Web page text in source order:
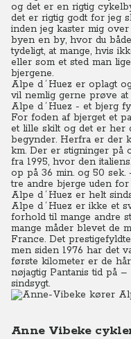
og det er en rigtig
det er rigtig godt for jeg
inden jeg kaster mig
byen en by, hvor du
tydeligt, at mange, hvis
eller som et sted man
bjergene.
Alpe d´Huez er oplagt
vil nemlig gerne prøve
Alpe d´Huez - et bjerg
For foden af bjerget et
et lille skilt og det er her
begynder. Herfra er der
km. Der er stigninger på
fra 1995, hvor den
op på 36 min. og 50
tre andre bjerge uden for
Alpe d´Huez er helt
Alpe d´Huez er ikke et
forhold til mange andre
mange måder blevet de
France. Det
men siden 1976 har det
første kilometer er de
nøjagtig Pantanis tid på –
sindsygt.
Anne Vibeke